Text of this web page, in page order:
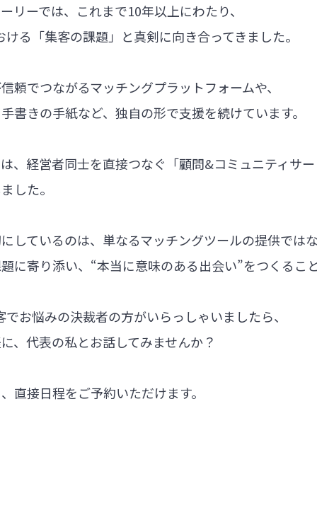
リーでは、これまで10年以上にわたり、
る「集客の課題」と真剣に向き合ってきました。
頼でつながるマッチングプラットフォームや、
書きの手紙など、独自の形で支援を続けています。
、経営者同士を直接つなぐ「顧問&コミュニティサ
した。
しているのは、単なるマッチングツールの提供では
に寄り添い、“本当に意味のある出会い”をつくるこ
お悩みの決裁者の方がいらっしゃいましたら、
、代表の私とお話してみませんか？
直接日程をご予約いただけます。